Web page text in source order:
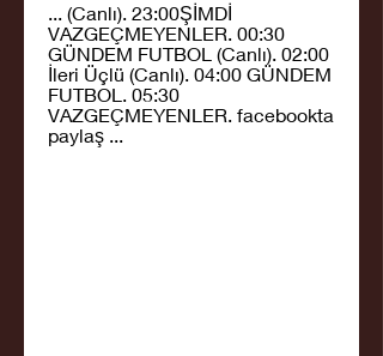
... (Canlı). 23:00ŞİMDİ
VAZGEÇMEYENLER. 00:30
GÜNDEM FUTBOL (Canlı). 02:00
İleri Üçlü (Canlı). 04:00 GÜNDEM
FUTBOL. 05:30
VAZGEÇMEYENLER. facebookta
paylaş ...